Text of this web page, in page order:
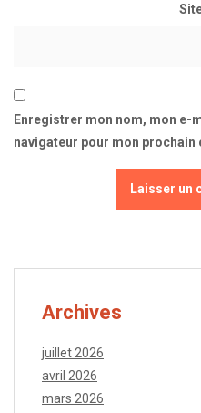
Enregistrer mon nom, mon e-
navigateur pour mon prochain
Archives
juillet 2026
avril 2026
mars 2026